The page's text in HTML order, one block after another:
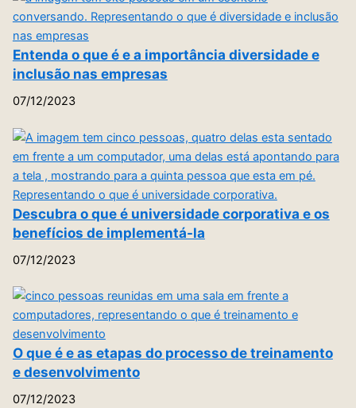
Entenda o que é e a importância diversidade e
inclusão nas empresas
07/12/2023
Descubra o que é universidade corporativa e os
benefícios de implementá-la
07/12/2023
O que é e as etapas do processo de treinamento
e desenvolvimento
07/12/2023